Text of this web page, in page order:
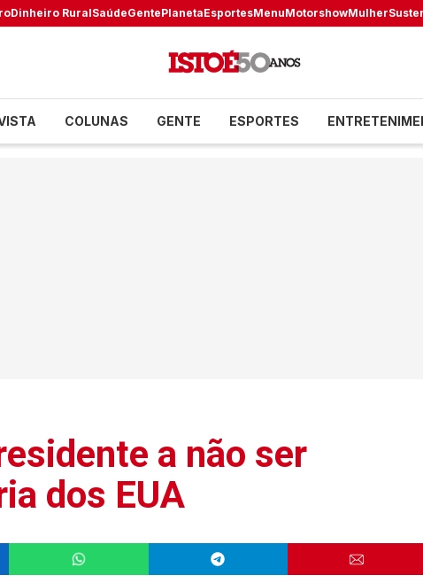
Dinheiro RuralSaúdeGentePlanetaEsportesMenuMotorshowMulher
COLUNAS GENTE ESPORTES
a não ser
dos EUA